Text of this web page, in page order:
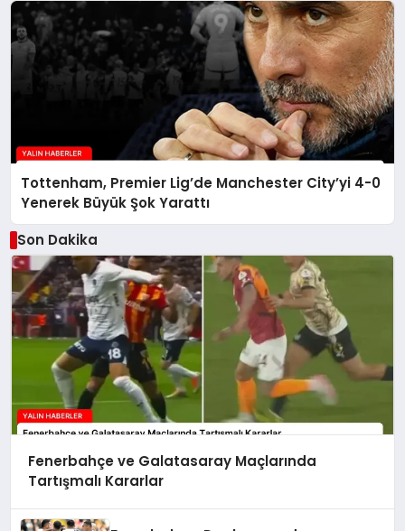
Tottenham, Premier Lig’de Manchester City’yi 4-0
Yenerek Büyük Şok Yarattı
Son Dakika
Fenerbahçe ve Galatasaray Maçlarında
Tartışmalı Kararlar